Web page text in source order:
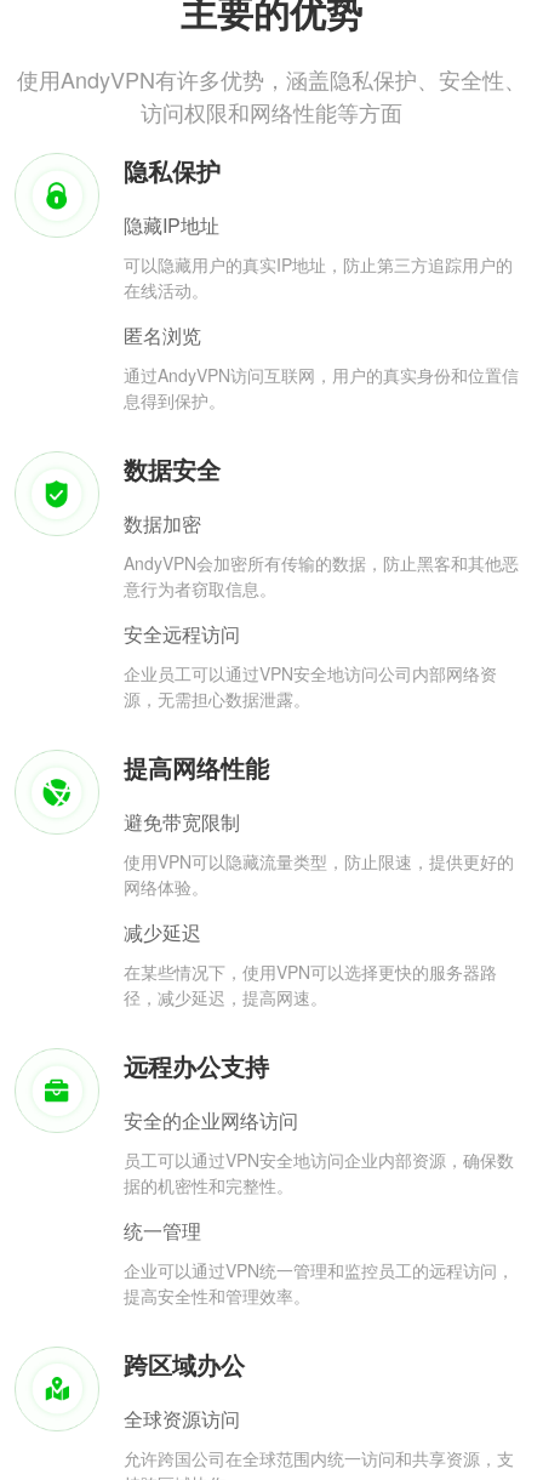
主要的优势
使用AndyVPN有许多优势，涵盖隐私保护、安全性、
访问权限和网络性能等方面
隐私保护
隐藏IP地址
可以隐藏用户的真实IP地址，防止第三方追踪用户的
在线活动。
匿名浏览
通过AndyVPN访问互联网，用户的真实身份和位置信
息得到保护。
数据安全
数据加密
AndyVPN会加密所有传输的数据，防止黑客和其他恶
意行为者窃取信息。
安全远程访问
企业员工可以通过VPN安全地访问公司内部网络资
源，无需担心数据泄露。
提高网络性能
避免带宽限制
使用VPN可以隐藏流量类型，防止限速，提供更好的
网络体验。
减少延迟
在某些情况下，使用VPN可以选择更快的服务器路
径，减少延迟，提高网速。
远程办公支持
安全的企业网络访问
员工可以通过VPN安全地访问企业内部资源，确保数
据的机密性和完整性。
统一管理
企业可以通过VPN统一管理和监控员工的远程访问，
提高安全性和管理效率。
跨区域办公
全球资源访问
允许跨国公司在全球范围内统一访问和共享资源，支